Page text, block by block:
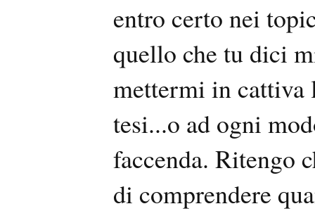
entro certo nei
quello che tu dici
mettermi in cattiva
tesi...o ad ogni
faccenda. Ritengo
di comprendere